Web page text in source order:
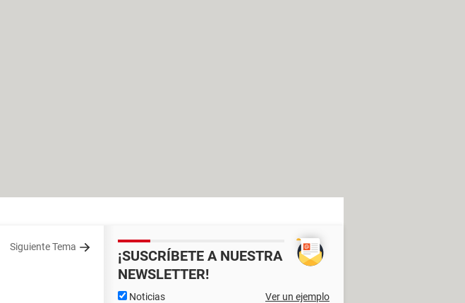
Siguiente Tema
¡SUSCRÍBETE A NUESTRA
NEWSLETTER!
Noticias Ver un ejemplo